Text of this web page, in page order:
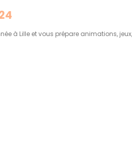
à Lille et vous prépare animations,